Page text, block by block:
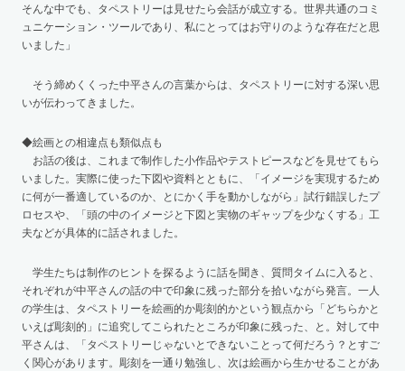
そんな中でも、タペストリーは見せたら会話が成立する。世界共通のコミ
ュニケーション・ツールであり、私にとってはお守りのような存在だと思
いました」
そう締めくくった中平さんの言葉からは、タペストリーに対する深い思
いが伝わってきました。
◆絵画との相違点も類似点も
お話の後は、これまで制作した小作品やテストピースなどを見せてもら
いました。実際に使った下図や資料とともに、「イメージを実現するため
に何が一番適しているのか、とにかく手を動かしながら」試行錯誤したプ
ロセスや、「頭の中のイメージと下図と実物のギャップを少なくする」工
夫などが具体的に話されました。
学生たちは制作のヒントを探るように話を聞き、質問タイムに入ると、
それぞれが中平さんの話の中で印象に残った部分を拾いながら発言。一人
の学生は、タペストリーを絵画的か彫刻的かという観点から「どちらかと
いえば彫刻的」に追究してこられたところが印象に残った、と。対して中
平さんは、「タペストリーじゃないとできないことって何だろう？とすご
く関心があります。彫刻を一通り勉強し、次は絵画から生かせることがあ